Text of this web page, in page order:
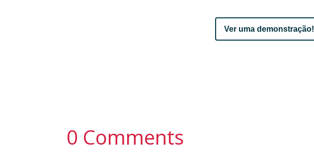
Ver uma demonstração!
0 Comments